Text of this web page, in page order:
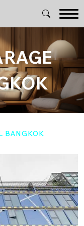
BANGKOK